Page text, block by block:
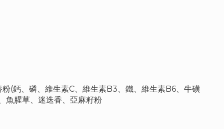
(鈣、磷、維生素C、維生素B3、鐵、維生素B6、牛磺
魚腥草、迷迭香、亞麻籽粉